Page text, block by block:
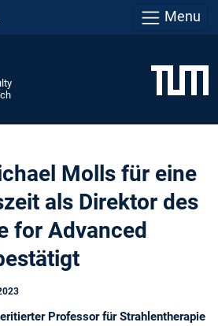
Menu
Molls für eine
als Direktor des
for Advanced
Professor für Strahlentherapie